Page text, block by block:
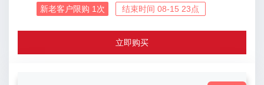
新老客户限购 1 次 结束时间 08-15 23点
立即购买